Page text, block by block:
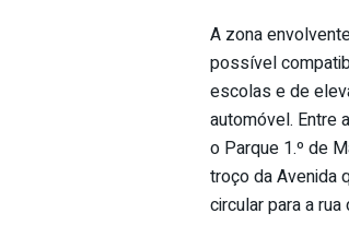
A zona
possível
escolas e de
automóvel. Entre
o Parque 1.º de
troço da Avenida
circular para a